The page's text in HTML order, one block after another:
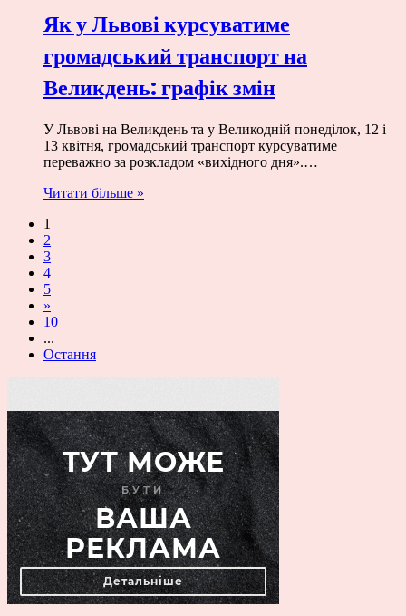
Як у Львові курсуватиме
громадський транспорт на
Великдень: графік змін
У Львові на Великдень та у Великодній понеділок, 12 і
13 квітня, громадський транспорт курсуватиме
переважно за розкладом «вихідного дня».…
Читати більше »
1
2
3
4
5
»
10
...
Остання